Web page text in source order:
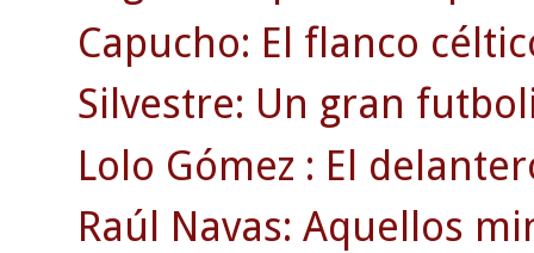
Capucho: El flanco
Silvestre: Un gran
Lolo Gómez : El
Raúl Navas: Aquellos